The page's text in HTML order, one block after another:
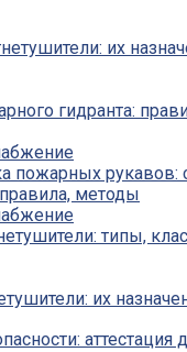
их
гидранта:
пожарных рукавов:
методы
типы,
их
аттестация